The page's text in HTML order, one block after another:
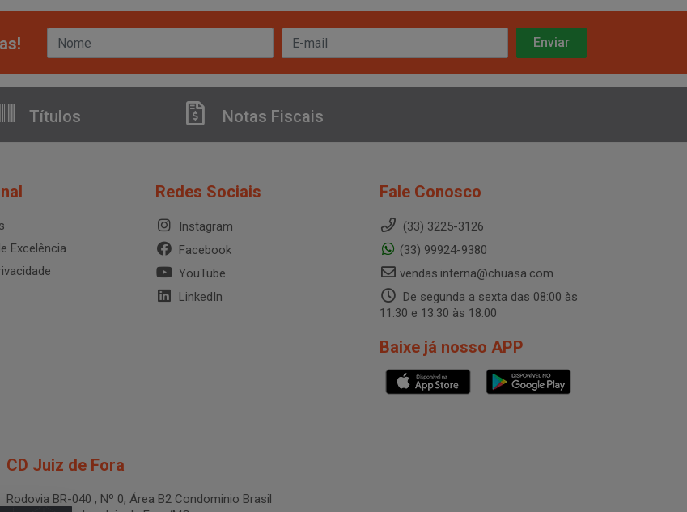
Títulos Notas Fiscais
Excelência
Redes Sociais
Instagram
Facebook
YouTube
LinkedIn
Fale Conosco
(33) 3225-3126
(33) 99924-9380
vendas.interna@chuasa.com
De segunda a sexta das 08:00 às
11:30 e 13:30 às 18:00
Baixe já nosso APP
CD Juiz de Fora
Rodovia BR-040 , Nº 0, Área B2 Condominio Brasil